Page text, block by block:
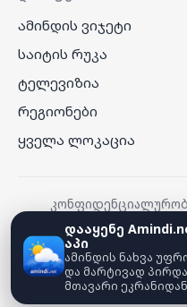
ამინდის ვიჯეტი
საიტის რუკა
ტელევიზია
რეგიონები
ყველა ლოკაცია
© 2026 amindi.net —
დააყენე
აპი
ამინდის ნახვა
და მარტივად
მთავარი